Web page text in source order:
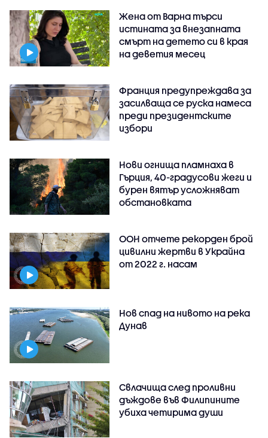
Жена от Варна търси
истината за внезапната
смърт на детето си в края
на деветия месец
Франция предупреждава за
засилваща се руска намеса
преди президентските
избори
Нови огнища пламнаха в
Гърция, 40-градусови жеги и
бурен вятър усложняват
обстановката
ООН отчете рекорден брой
цивилни жертви в Украйна
от 2022 г. насам
Нов спад на нивото на река
Дунав
Свлачища след проливни
дъждове във Филипините
убиха четирима души